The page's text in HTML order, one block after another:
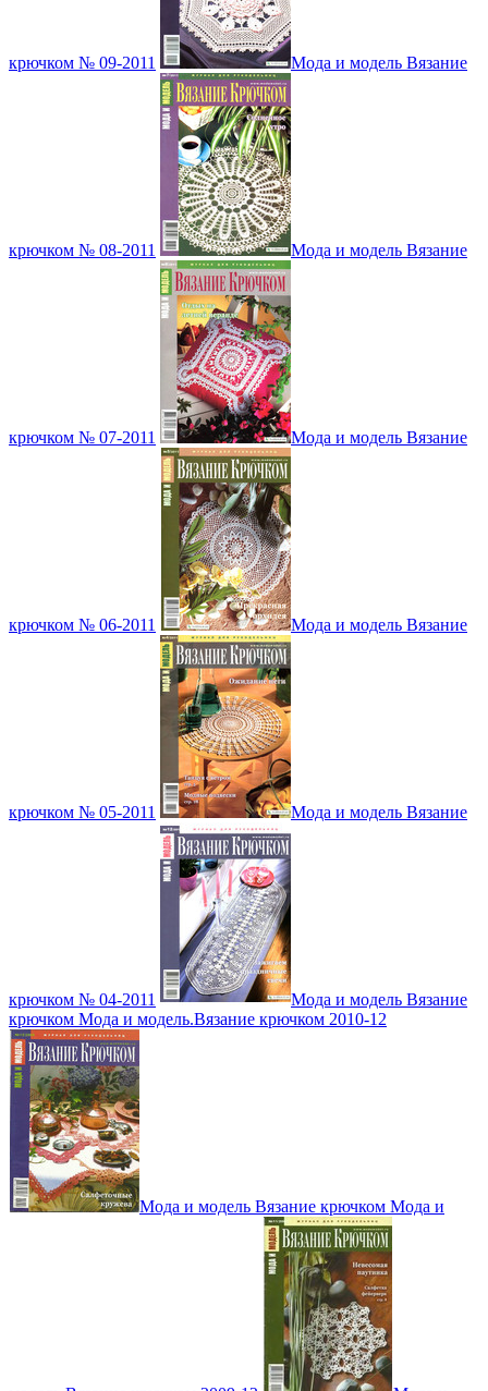
крючком № 09-2011 Мода и модель Вязание
крючком № 08-2011 Мода и модель Вязание
крючком № 07-2011 Мода и модель Вязание
крючком № 06-2011 Мода и модель Вязание
крючком № 05-2011 Мода и модель Вязание
крючком № 04-2011
Мода и модель Вязание
крючком Мода и модель.Вязание крючком 2010-12
Мода и модель Вязание крючком Мода и